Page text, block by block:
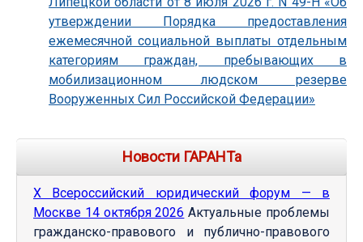
утверждении Порядка предоставления
ежемесячной социальной выплаты отдельным
категориям граждан, пребывающих в
мобилизационном людском резерве
Вооруженных Сил Российской Федерации»
Новости ГАРАНТа
Х Всероссийский юридический форум — в
Москве 14 октября 2026 Актуальные проблемы
гражданско-правового и публично-правового